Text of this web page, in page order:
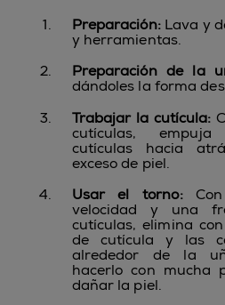
Preparación:Lava y
y herramientas.
Preparación de la
dándoles la forma
Trabajar la cutícula:
cutículas,
cutículas hacia
exceso de piel.
Usar el torno:
velocidad y una
cutículas, elimina
de cutícula y las
alrededor de la
hacerlo con mucha
dañar la piel.